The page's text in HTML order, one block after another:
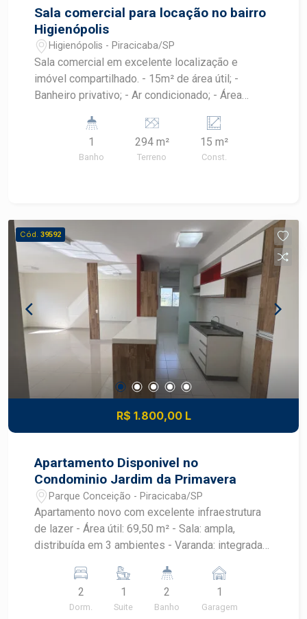
Sala comercial para locação no bairro
Higienópolis
Higienópolis - Piracicaba/SP
Sala comercial em excelente localização e
imóvel compartilhado. - 15m² de área útil; -
Banheiro privativo; - Ar condicionado; - Área
para veículos. Agende sua visita.
1
Banho
294 m²
Terreno
15 m²
Const.
Cód. 39592
R$ 1.800,00 L
Apartamento Disponivel no
Condominio Jardim da Primavera
Parque Conceição - Piracicaba/SP
Apartamento novo com excelente infraestrutura
de lazer - Área útil: 69,50 m² - Sala: ampla,
distribuída em 3 ambientes - Varanda: integrada
armários embutidos - 1 suíte - Banheiros: -
Banheiro da suíte - Banheiro social - Cozinha:
planejada - Lavanderia: funcional e integrada -
2
Dorm.
1
Suite
2
Banho
1
Garagem